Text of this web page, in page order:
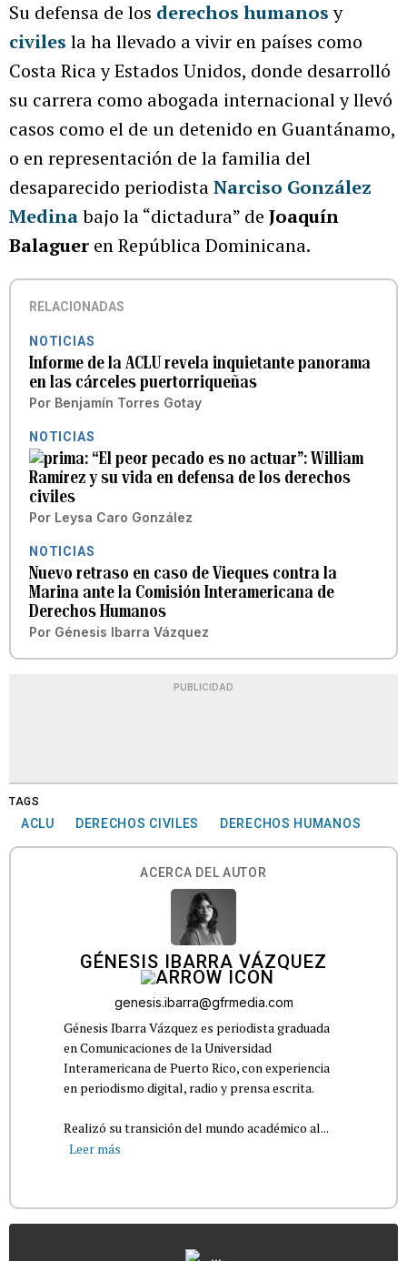
Su defensa de los derechos humanosy
civiles la ha llevado a vivir en países como
Costa Rica y Estados Unidos, donde desarrolló
su carrera como abogada internacional y llevó
casos como el de un detenido en Guantánamo,
o en representación de la familia del
desaparecido periodistaNarciso González
Medinabajo la “dictadura” de Joaquín
Balaguer en República Dominicana.
RELACIONADAS
NOTICIAS
Informe de la ACLU revela inquietante panorama
en las cárceles puertorriqueñas
Por Benjamín Torres Gotay
NOTICIAS
“El peor pecado es no actuar”: William
Ramírez y su vida en defensa de los derechos
civiles
Por Leysa Caro González
NOTICIAS
Nuevo retraso en caso de Vieques contra la
Marina ante la Comisión Interamericana de
Derechos Humanos
Por Génesis Ibarra Vázquez
PUBLICIDAD
TAGS
ACLU DERECHOS CIVILES DERECHOS HUMANOS
ACERCA DEL AUTOR
GÉNESIS IBARRA VÁZQUEZ
genesis.ibarra@gfrmedia.com
Génesis Ibarra Vázquez es periodista graduada
en Comunicaciones de la Universidad
Interamericana de Puerto Rico, con experiencia
en periodismo digital, radio y prensa escrita.
Realizó su transición del mundo académico al...
Leer más
...